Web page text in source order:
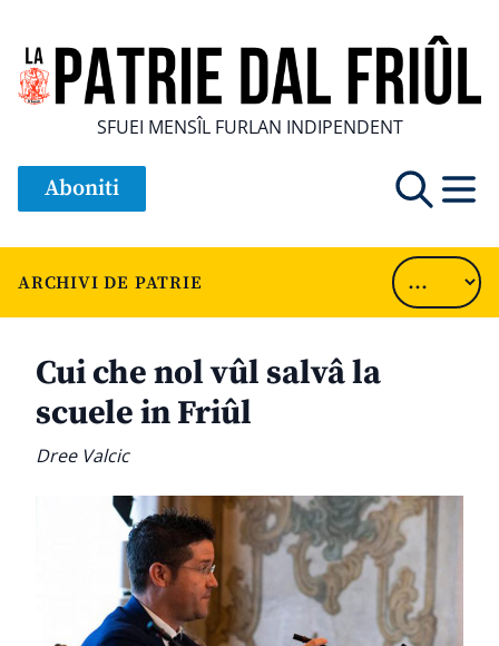
SFUEI MENSÎL FURLAN INDIPENDENT
Aboniti
ARCHIVI DE PATRIE
Cui che nol vûl salvâ la
scuele in Friûl
Dree Valcic